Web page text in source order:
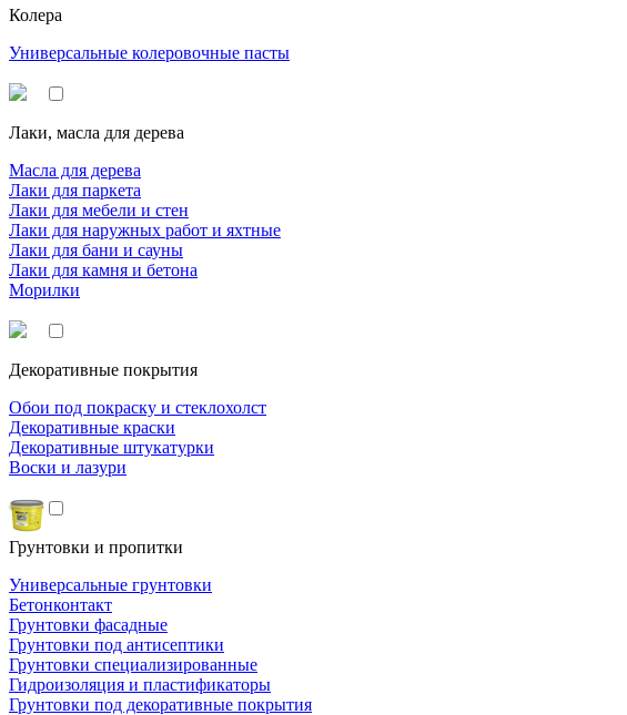
Колера
Универсальные колеровочные пасты
Лаки, масла для дерева
Масла для дерева
Лаки для паркета
Лаки для мебели и стен
Лаки для наружных работ и яхтные
Лаки для бани и сауны
Лаки для камня и бетона
Морилки
Декоративные покрытия
Обои под покраску и стеклохолст
Декоративные краски
Декоративные штукатурки
Воски и лазури
Грунтовки и пропитки
Универсальные грунтовки
Бетонконтакт
Грунтовки фасадные
Грунтовки под антисептики
Грунтовки специализированные
Гидроизоляция и пластификаторы
Грунтовки под декоративные покрытия